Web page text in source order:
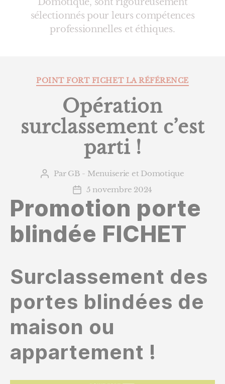
sélectionnés pour leurs compétences
professionnelles et éthiques.
Catégories
POINT FORT FICHET LA RÉFÉRENCE
Opération
surclassement c’est
parti !
Auteur
Par GB - Menuiserie et Domotique
Date
l’article
5 novembre 2024
Promotion porte
blindée FICHET
Surclassement des
portes blindées de
maison ou
appartement !